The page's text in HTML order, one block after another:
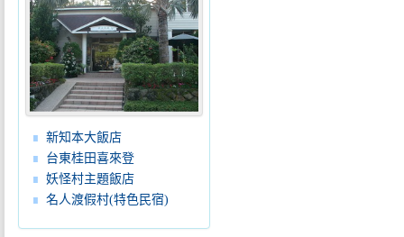
新知本大飯店
台東桂田喜來登
妖怪村主題飯店
名人渡假村(特色民宿)